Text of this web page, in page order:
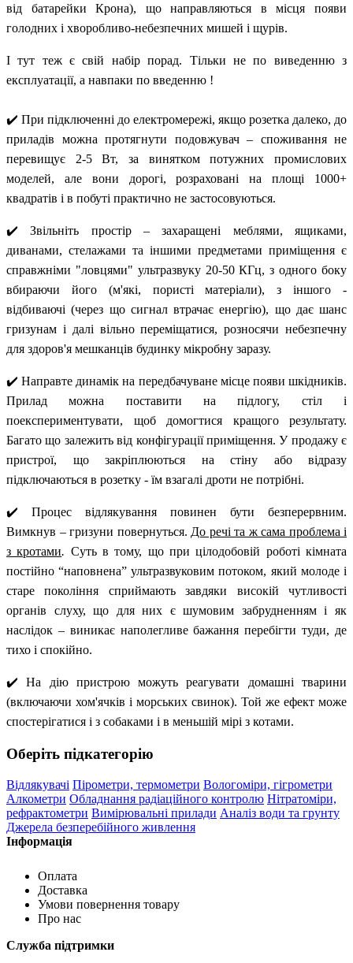
від батарейки Крона), що направляються в місця появи
голодних і хворобливо-небезпечних мишей і щурів.
І тут теж є свій набір порад. Тільки не по виведенню з
експлуатації, а навпаки по введенню !
✔️ При підключенні до електромережі, якщо розетка далеко, до
приладів можна протягнути подовжувач – споживання не
перевищує 2-5 Вт, за винятком потужних промислових
моделей, але вони дорогі, розраховані на площі 1000+
квадратів і в побуті практично не застосовуються.
✔️ Звільніть простір – захаращені меблями, ящиками,
диванами, стелажами та іншими предметами приміщення є
справжніми "ловцями" ультразвуку 20-50 КГц, з одного боку
вбираючи його (м'які, пористі матеріали), з іншого -
відбиваючі (через що сигнал втрачає енергію), що дає шанс
гризунам і далі вільно переміщатися, розносячи небезпечну
для здоров'я мешканців будинку мікробну заразу.
✔️ Направте динамік на передбачуване місце появи шкідників.
Прилад можна поставити на підлогу, стіл і
поекспериментувати, щоб домогтися кращого результату.
Багато що залежить від конфігурації приміщення. У продажу є
пристрої, що закріплюються на стіну або відразу
підключаються в розетку - їм взагалі дроти не потрібні.
✔️ Процес відлякування повинен бути безперервним.
Вимкнув – гризуни повернуться. До речі та ж сама проблема і
з кротами. Суть в тому, що при цілодобовій роботі кімната
постійно “наповнена” ультразвуковим потоком, який молоде і
старе покоління сприймають завдяки високій чутливості
органів слуху, що для них є шумовим забрудненням і як
наслідок – виникає наполегливе бажання перебігти туди, де
тихо і спокійно.
✔️ На дію пристрою можуть реагувати домашні тварини
(включаючи хом'ячків і морських свинок). Той же ефект може
спостерігатися і з собаками і в меньшій мірі з котами.
Оберіть підкатегорію
Відлякувачі Пірометри, термометри Вологоміри, гігрометри
Алкометри Обладнання радіаційного контролю Нітратоміри,
рефрактометри Вимірювальні прилади Аналіз води та грунту
Джерела безперебійного живлення
Інформація
Оплата
Доставка
Умови повернення товару
Про нас
Служба підтримки